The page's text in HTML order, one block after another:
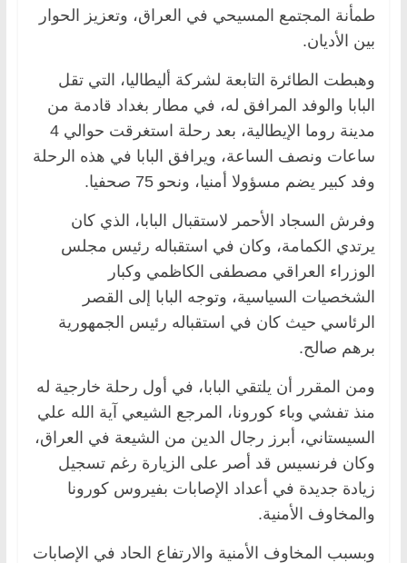
طمأنة المجتمع المسيحي في العراق، وتعزيز الحوار
بين الأديان.
وهبطت الطائرة التابعة لشركة أليطاليا، التي تقل
البابا والوفد المرافق له، في مطار بغداد قادمة من
مدينة روما الإيطالية، بعد رحلة استغرقت حوالي 4
ساعات ونصف الساعة، ويرافق البابا في هذه الرحلة
وفد كبير يضم مسؤولا أمنيا، ونحو 75 صحفيا.
وفرش السجاد الأحمر لاستقبال البابا، الذي كان
يرتدي الكمامة، وكان في استقباله رئيس مجلس
الوزراء العراقي مصطفى الكاظمي وكبار
الشخصيات السياسية، وتوجه البابا إلى القصر
الرئاسي حيث كان في استقباله رئيس الجمهورية
برهم صالح.
ومن المقرر أن يلتقي البابا، في أول رحلة خارجية له
منذ تفشي وباء كورونا، المرجع الشيعي آية الله علي
السيستاني، أبرز رجال الدين من الشيعة في العراق،
وكان فرنسيس قد أصر على الزيارة رغم تسجيل
زيادة جديدة في أعداد الإصابات بفيروس كورونا
والمخاوف الأمنية.
وبسبب المخاوف الأمنية والارتفاع الحاد في الإصابات